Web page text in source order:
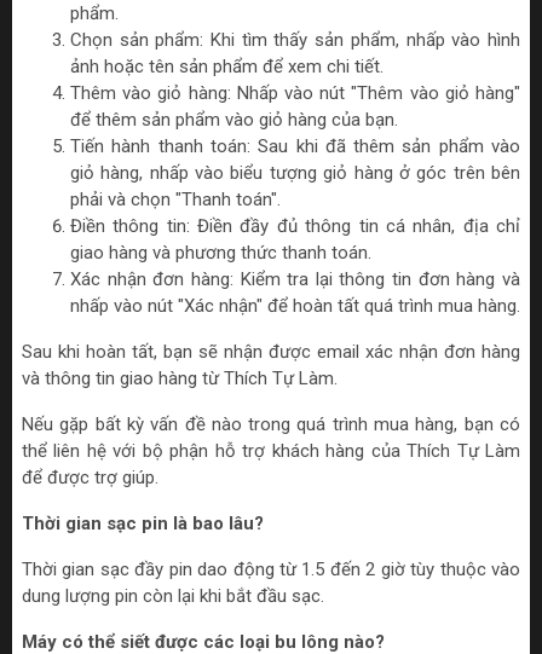
phẩm.
Chọn sản phẩm: Khi tìm thấy sản phẩm, nhấp vào hình
ảnh hoặc tên sản phẩm để xem chi tiết.
Thêm vào giỏ hàng: Nhấp vào nút "Thêm vào giỏ hàng"
để thêm sản phẩm vào giỏ hàng của bạn.
Tiến hành thanh toán: Sau khi đã thêm sản phẩm vào
giỏ hàng, nhấp vào biểu tượng giỏ hàng ở góc trên bên
phải và chọn "Thanh toán".
Điền thông tin: Điền đầy đủ thông tin cá nhân, địa chỉ
giao hàng và phương thức thanh toán.
Xác nhận đơn hàng: Kiểm tra lại thông tin đơn hàng và
nhấp vào nút "Xác nhận" để hoàn tất quá trình mua hàng.
Sau khi hoàn tất, bạn sẽ nhận được email xác nhận đơn hàng
và thông tin giao hàng từ Thích Tự Làm.
Nếu gặp bất kỳ vấn đề nào trong quá trình mua hàng, bạn có
thể liên hệ với bộ phận hỗ trợ khách hàng của Thích Tự Làm
để được trợ giúp.
Thời gian sạc pin là bao lâu?
Thời gian sạc đầy pin dao động từ 1.5 đến 2 giờ tùy thuộc vào
dung lượng pin còn lại khi bắt đầu sạc.
Máy có thể siết được các loại bu lông nào?